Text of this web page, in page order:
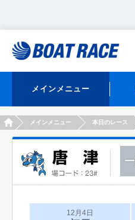
メインメニュー
HOMEメインメニュー 本日のレース
12月4日